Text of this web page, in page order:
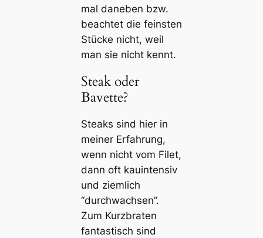
mal daneben bzw.
beachtet die feinsten
Stücke nicht, weil
man sie nicht kennt.
Steak oder
Bavette?
Steaks sind hier in
meiner Erfahrung,
wenn nicht vom Filet,
dann oft kauintensiv
und ziemlich
“durchwachsen”.
Zum Kurzbraten
fantastisch sind